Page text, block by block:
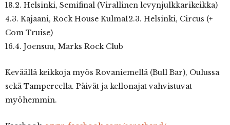
18.2. Helsinki, Semifinal (Virallinen levynjulkkarikeikka)
4.3. Kajaani, Rock House Kulma12.3. Helsinki, Circus (+
Com Truise)
16.4. Joensuu, Marks Rock Club
Keväällä keikkoja myös Rovaniemellä (Bull Bar), Oulussa
sekä Tampereella. Päivät ja kellonajat vahvistuvat
myöhemmin.